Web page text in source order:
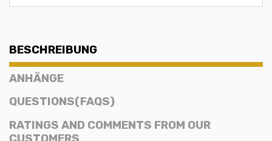
BESCHREIBUNG
ANHÄNGE
QUESTIONS(FAQS)
RATINGS AND COMMENTS FROM OUR